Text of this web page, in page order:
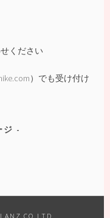
ください
）でも受け付け
ジ
CO,LTD